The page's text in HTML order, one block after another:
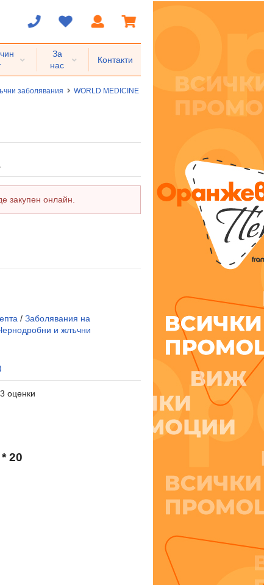
За
нас
Контакти
заболявания WORLD MEDICINE АДЕМТА 400 мг стомашно-
закупен онлайн.
/Заболявания на
и жлъчни
оценки
20